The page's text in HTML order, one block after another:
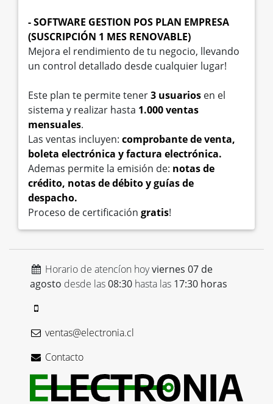
- SOFTWARE GESTION POS PLAN EMPRESA
(SUSCRIPCIÓN 1 MES RENOVABLE)
Mejora el rendimiento de tu negocio, llevando
un control detallado desde cualquier lugar!
Este plan te permite tener3 usuarios en el
sistema y realizar hasta 1.000 ventas
mensuales.
Las ventas incluyen: comprobante de venta,
boleta electrónica y factura electrónica.
Ademas permite la emisión de: notas de
crédito, notas de débito y guías de
despacho.
Proceso de certificación gratis!
Horario de atencíon hoyviernes 07 de
agosto desde las08:30 hasta las 17:30 horas
ventas@electronia.cl
Contacto